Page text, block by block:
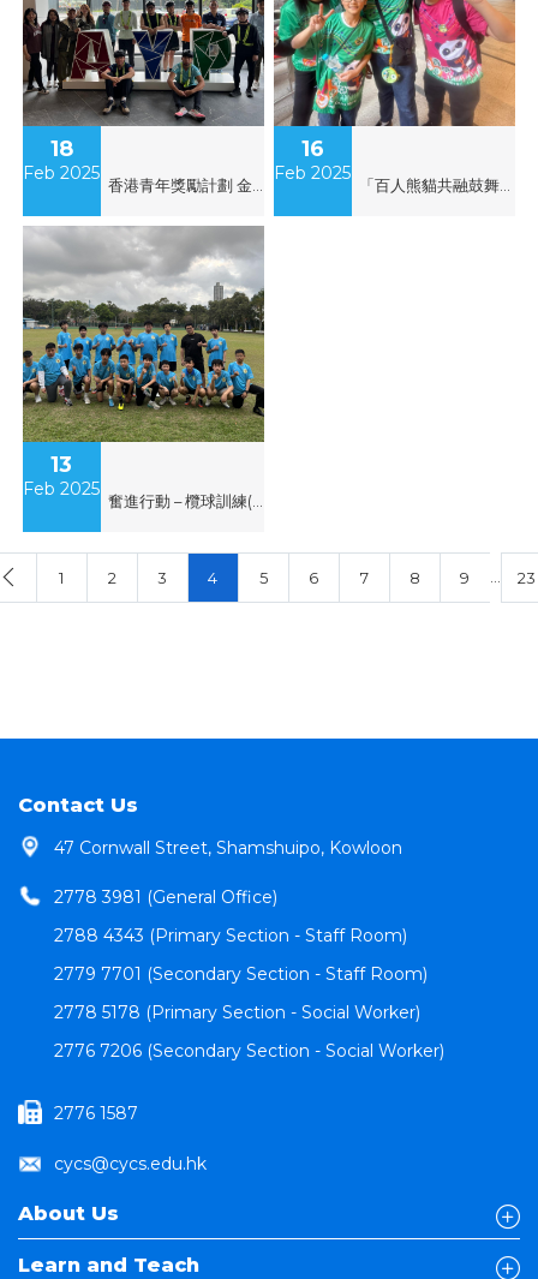
18
Feb 2025
香港青年獎勵計劃 金章級野外鍛鍊科
16
Feb 2025
「百人熊貓共融鼓舞SDGs創世紀」義工服務
13
Feb 2025
奮進行動 – 欖球訓練(第2階段)
1 2 3 4 5 6 7 8 9 … 23
Contact Us
47 Cornwall Street, Shamshuipo, Kowloon
2778 3981 (General Office)
2788 4343 (Primary Section - Staff Room)
2779 7701 (Secondary Section - Staff Room)
2778 5178 (Primary Section - Social Worker)
2776 7206 (Secondary Section - Social Worker)
2776 1587
cycs@cycs.edu.hk
About Us
Learn and Teach